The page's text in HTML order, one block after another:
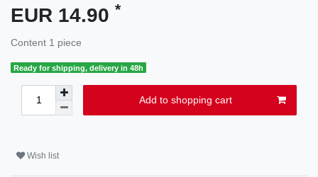
EUR 14.90 *
Content 1 piece
Ready for shipping, delivery in 48h
Add to shopping cart
Wish list